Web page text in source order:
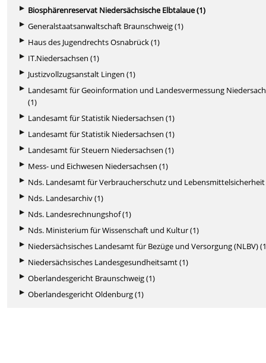
Biosphärenreservat Niedersächsische Elbtalaue (1)
Generalstaatsanwaltschaft Braunschweig (1)
Haus des Jugendrechts Osnabrück (1)
IT.Niedersachsen (1)
Justizvollzugsanstalt Lingen (1)
Landesamt für Geoinformation und Landesvermessung
(1)
Landesamt für Statistik Niedersachsen (1)
Landesamt für Statistik Niedersachsen (1)
Landesamt für Steuern Niedersachsen (1)
Mess- und Eichwesen Niedersachsen (1)
Nds. Landesamt für Verbraucherschutz und Lebensmittelsicherheit
Nds. Landesarchiv (1)
Nds. Landesrechnungshof (1)
Nds. Ministerium für Wissenschaft und Kultur (1)
Niedersächsisches Landesamt für Bezüge und Versorgung (NLBV)
Niedersächsisches Landesgesundheitsamt (1)
Oberlandesgericht Braunschweig (1)
Oberlandesgericht Oldenburg (1)